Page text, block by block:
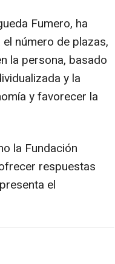
Fumero, ha
número de plazas,
la persona, basado
y la
y favorecer la
la Fundación
respuestas
el